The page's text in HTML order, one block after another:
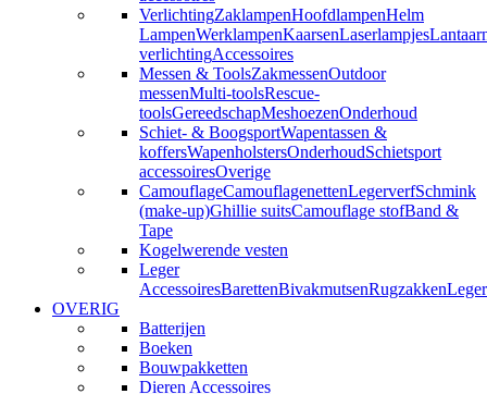
VerlichtingZaklampenHoofdlampenHelm
LampenWerklampenKaarsenLaserlampjes
verlichtingAccessoires
Messen & ToolsZakmessenOutdoor
messenMulti-toolsRescue-
toolsGereedschapMeshoezenOnderhoud
Schiet- & BoogsportWapentassen &
koffersWapenholstersOnderhoudSchietsport
accessoiresOverige
CamouflageCamouflagenettenLegerverfSchmink
(make-up)Ghillie suitsCamouflage stofBand &
Tape
Kogelwerende vesten
Leger
AccessoiresBarettenBivakmutsenRugzakken
OVERIG
Batterijen
Boeken
Bouwpakketten
Dieren Accessoires